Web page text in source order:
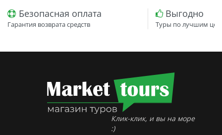
Безопасная оплата
Гарантия возврата средств
Выгодно
Туры по лучшим
Клик-клик, и вы на море
:)